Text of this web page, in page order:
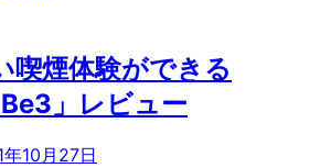
喫煙体験ができる
」レビュー
10月27日